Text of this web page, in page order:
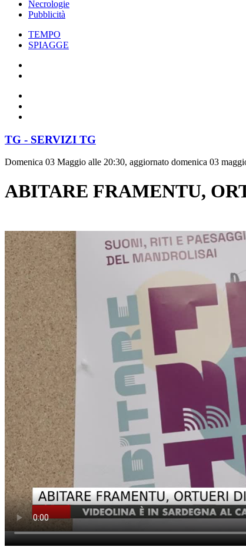
Necrologie
Pubblicità
TEMPO
SPIAGGE
TG - SERVIZI TG
Domenica 03 Maggio alle 20:30, aggiornato domenica 03
ABITARE FRAMENTU,